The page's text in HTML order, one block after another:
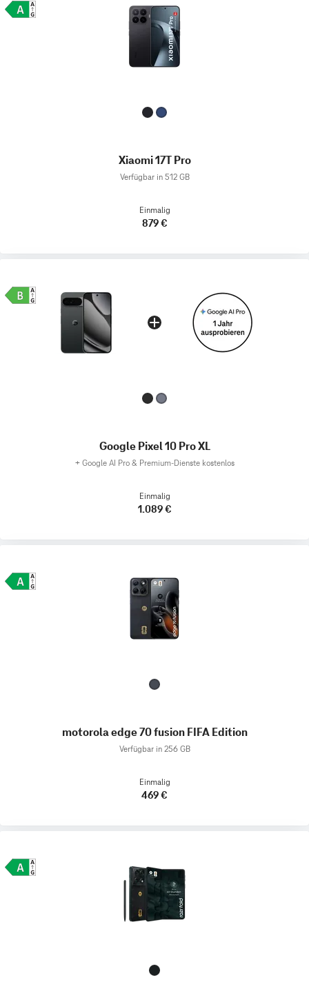
Xiaomi 17T Pro
Verfügbar in 512 GB
Einmalig
879 €
Google Pixel 10 Pro XL
+ Google AI Pro & Premium-Dienste kostenlos
Einmalig
1.089 €
motorola edge 70 fusion FIFA Edition
Verfügbar in 256 GB
Einmalig
469 €